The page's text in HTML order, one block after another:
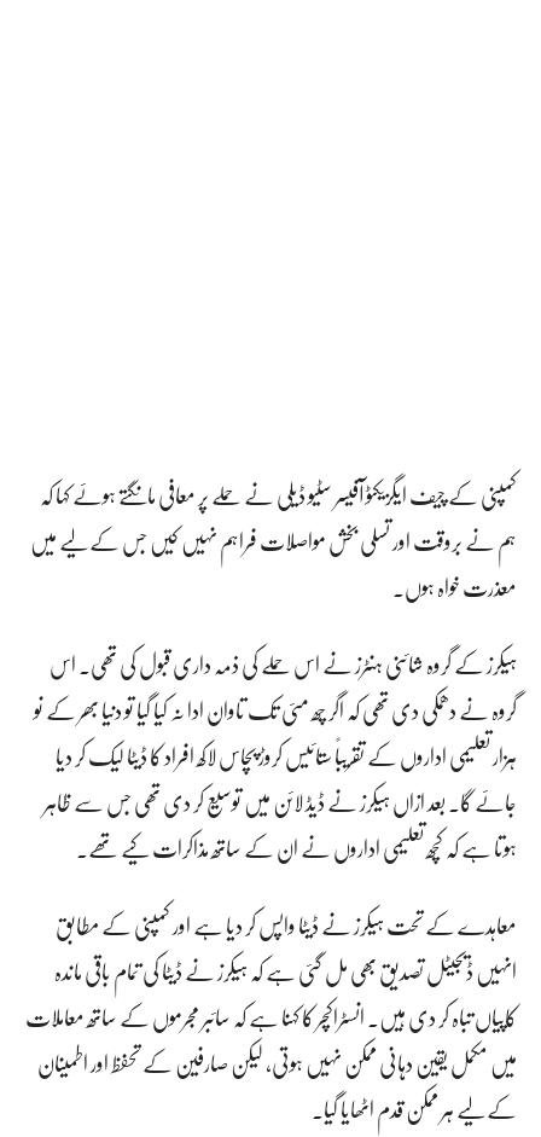
کمپنی کے چیف ایگزیکٹو آفیسر سٹیو ڈیلی نے حملے پر معافی مانگتے ہوئے کہا کہ
ہم نے بروقت اور تسلی بخش مواصلات فراہم نہیں کیں جس کے لیے میں
معذرت خواہ ہوں۔
ہیکرز کے گروہ شائنی ہنٹرز نے اس حملے کی ذمہ داری قبول کی تھی۔ اس
گروہ نے دھمکی دی تھی کہ اگر چھ مئی تک تاوان ادا نہ کیا گیا تو دنیا بھر کے نو
ہزار تعلیمی اداروں کے تقریباً ستائیس کروڑ پچاس لاکھ افراد کا ڈیٹا لیک کر دیا
جائے گا۔ بعد ازاں ہیکرز نے ڈیڈ لائن میں توسیع کر دی تھی جس سے ظاہر
ہوتا ہے کہ کچھ تعلیمی اداروں نے ان کے ساتھ مذاکرات کیے تھے۔
معاہدے کے تحت ہیکرز نے ڈیٹا واپس کر دیا ہے اور کمپنی کے مطابق
انہیں ڈیجیٹل تصدیق بھی مل گئی ہے کہ ہیکرز نے ڈیٹا کی تمام باقی ماندہ
کاپیاں تباہ کر دی ہیں۔ انسٹراکچر کا کہنا ہے کہ سائبر مجرموں کے ساتھ معاملات
میں مکمل یقین دہانی ممکن نہیں ہوتی، لیکن صارفین کے تحفظ اور اطمینان
کے لیے ہر ممکن قدم اٹھایا گیا۔